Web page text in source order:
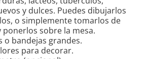
y dulces. Puedes dibujarlos
o simplemente tomarlos de
ponerlos sobre la mesa.
o bandejas grandes.
para decorar.